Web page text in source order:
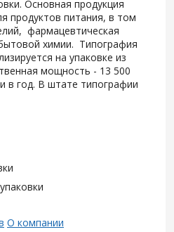
Основная продукция
продуктов питания, в том
фармацевтическая
химии. Типография
на упаковке из
мощность - 13 500
в год. В штате типографии
О компании